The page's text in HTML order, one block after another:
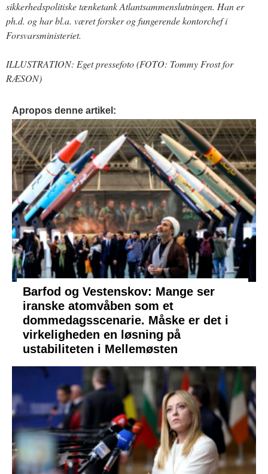
sikkerhedspolitiske tænketank Atlantsammenslutningen. Han er
ph.d. og har bl.a. været forsker og fungerende kontorchef i
Forsvarsministeriet.
ILLUSTRATION: Eget pressefoto (FOTO: Tommy Frost for
RÆSON)
Apropos denne artikel:
Barfod og Vestenskov: Mange ser
iranske atomvåben som et
dommedagsscenarie. Måske er det i
virkeligheden en løsning på
ustabiliteten i Mellemøsten